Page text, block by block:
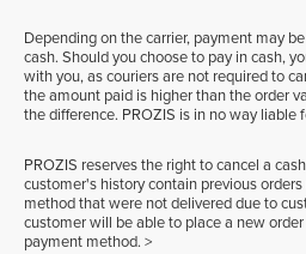
Depending on the carrier, payment may
cash. Should you choose to pay in cash,
with you, as couriers are not required to
the amount paid is higher than the order
the difference. PROZIS is in no way liable
PROZIS reserves the right to cancel a
customer's history contain previous
method that were not delivered due to
customer will be able to place a new
payment method. >